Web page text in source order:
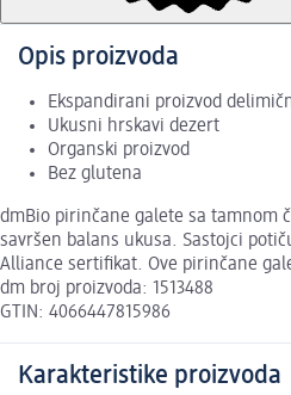
Opis proizvoda
Ekspandirani proizvod
Ukusni hrskavi dezert
Organski proizvod
Bez glutena
dmBio pirinčane galete sa tamnom
savršen balans ukusa. Sastojci
Alliance sertifikat. Ove pirinčane
dm broj proizvoda: 1513488
GTIN: 4066447815986
Karakteristike proizvoda